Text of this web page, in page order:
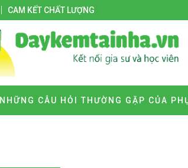
CAM KẾT CHẤT LƯỢNG
NHỮNG CÂU HỎI THƯỜNG GẶP CỦA